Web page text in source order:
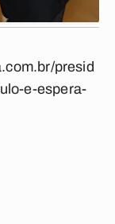
presid
e-espera-